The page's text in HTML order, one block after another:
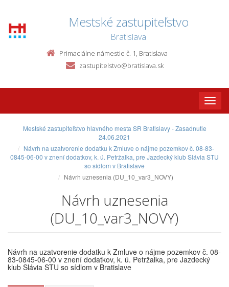
Mestské zastupiteľstvo
Bratislava
Primaciálne námestie č. 1, Bratislava
zastupitelstvo@bratislava.sk
Toggle
Mestské zastupiteľstvo hlavného mesta SR Bratislavy - Zasadnutie
24.06.2021
Návrh na uzatvorenie dodatku k Zmluve o nájme pozemkov č. 08-83-
0845-06-00 v znení dodatkov, k. ú. Petržalka, pre Jazdecký klub Slávia STU
so sídlom v Bratislave
Návrh uznesenia (DU_10_var3_NOVY)
Návrh uznesenia
(DU_10_var3_NOVY)
Návrh na uzatvorenie dodatku k Zmluve o nájme pozemkov č. 08-
83-0845-06-00 v znení dodatkov, k. ú. Petržalka, pre Jazdecký
klub Slávia STU so sídlom v Bratislave